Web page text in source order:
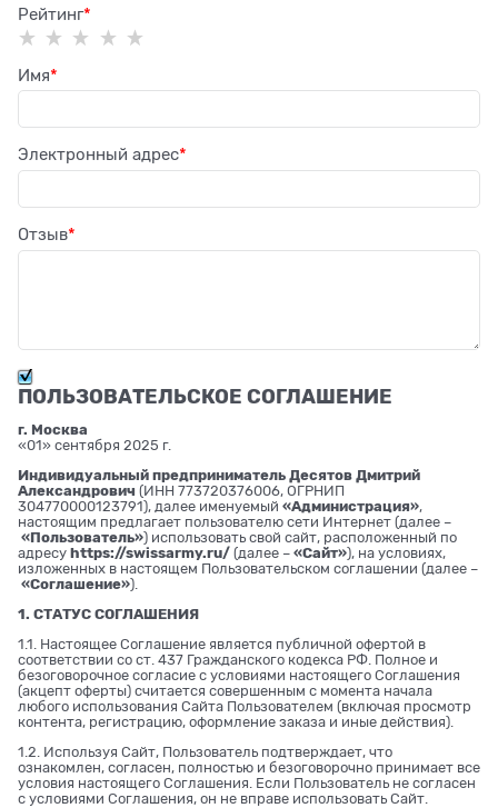
Рейтинг
Имя
Электронный адрес
Отзыв
ПОЛЬЗОВАТЕЛЬСКОЕ СОГЛАШЕНИЕ
г. Москва
«01» сентября 2025 г.
Индивидуальный предприниматель Десятов Дмитрий
Александрович (ИНН 773720376006, ОГРНИП
304770000123791), далее именуемый «Администрация»,
настоящим предлагает пользователю сети Интернет (далее –
«Пользователь») использовать свой сайт, расположенный по
адресу https://swissarmy.ru/ (далее – «Сайт»), на условиях,
изложенных в настоящем Пользовательском соглашении (далее –
«Соглашение»).
1. СТАТУС СОГЛАШЕНИЯ
1.1. Настоящее Соглашение является публичной офертой в
соответствии со ст. 437 Гражданского кодекса РФ. Полное и
безоговорочное согласие с условиями настоящего Соглашения
(акцепт оферты) считается совершенным с момента начала
любого использования Сайта Пользователем (включая просмотр
контента, регистрацию, оформление заказа и иные действия).
1.2. Используя Сайт, Пользователь подтверждает, что
ознакомлен, согласен, полностью и безоговорочно принимает все
условия настоящего Соглашения. Если Пользователь не согласен
с условиями Соглашения, он не вправе использовать Сайт.